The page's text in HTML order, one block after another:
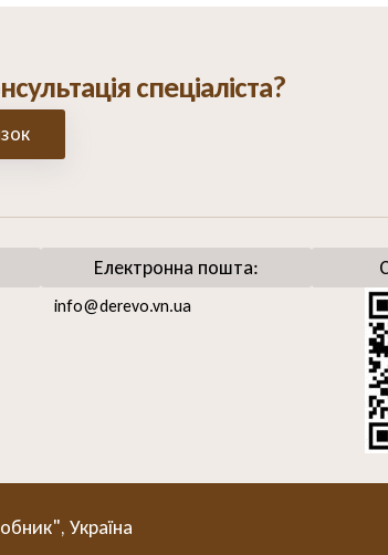
спеціаліста?
Електронна пошта:
info@derevo.vn.ua
Україна